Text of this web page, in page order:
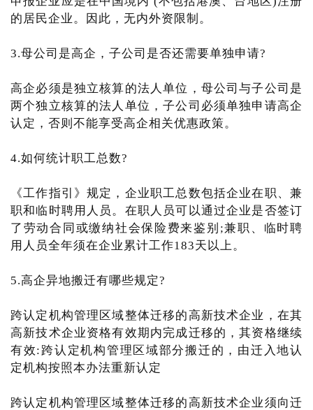
的居民企业。因此，无内外资限制。
3.母公司是高企，子公司是否还需要单独申请?
高企必须是独立核算的法人单位，母公司与子公司是
两个独立核算的法人单位，子公司必须单独申请高企
认定，否则不能享受高企相关优惠政策。
4.如何统计职工总数?
《工作指引》规定，企业职工总数包括企业在职、兼
职和临时聘用人员。在职人员可以通过企业是否签订
了劳动合同或缴纳社会保险费来鉴别;兼职、临时聘
用人员全年须在企业累计工作183天以上。
5.高企异地搬迁有哪些规定?
跨认定机构管理区域整体迁移的高新技术企业，在其
高新技术企业资格有效期内完成迁移的，其资格继续
有效:跨认定机构管理区域部分搬迁的，由迁入地认
定机构按照本办法重新认定
跨认定机构管理区域整体迁移的高新技术企业须向迁